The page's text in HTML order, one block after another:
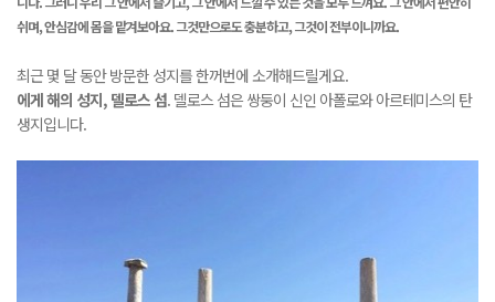
쉬며, 안심감에 몸을 맡겨보아요. 그것만으로도 충분하고, 그것이 전부이니까요.
최근 몇 달 동안 방문한 성지를 한꺼번에 소개해드릴게요.
에게 해의 성지, 델로스 섬. 델로스 섬은 쌍둥이 신인 아폴로와 아르테미스의 탄
생지입니다.